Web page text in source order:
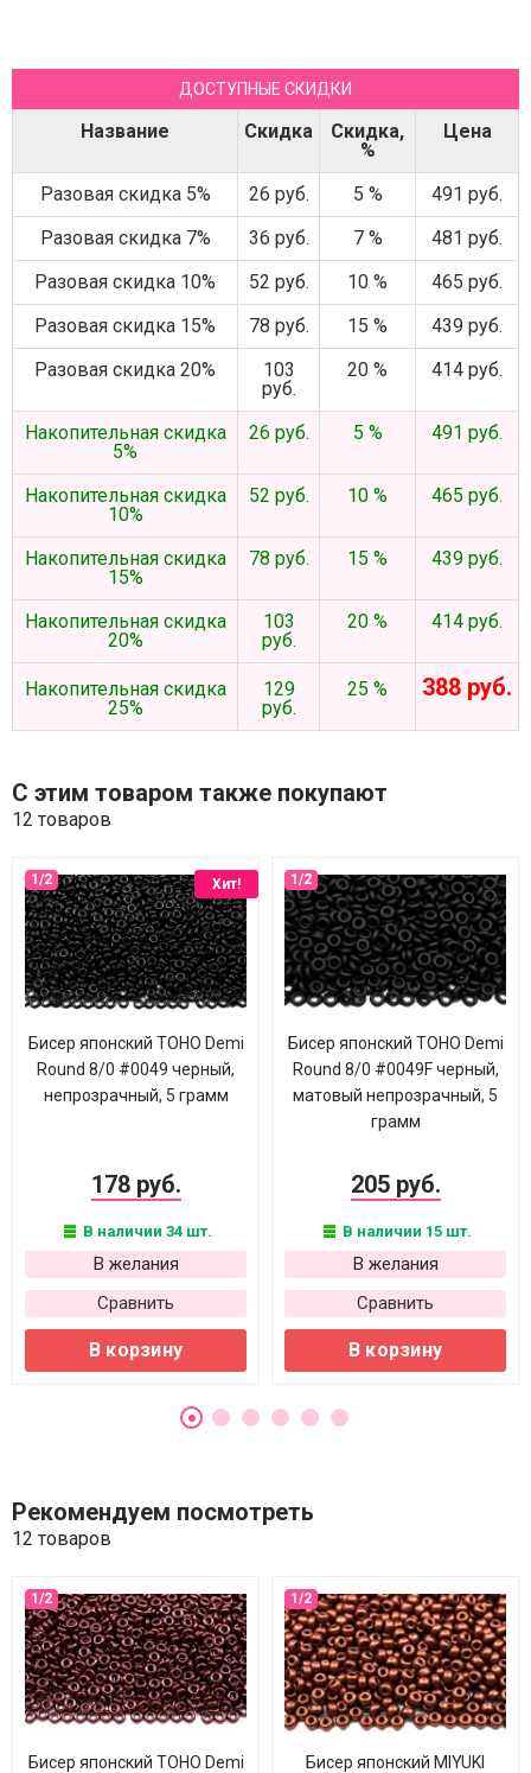
ДОСТУПНЫЕ СКИДКИ
Название Скидка
Скидка,
%
Цена
Разовая скидка 5% 26 руб. 5 %
491 руб.
Разовая скидка 7%
36 руб. 7 %
481 руб.
Разовая скидка 10%
52 руб. 10 %
465 руб.
Разовая скидка 15%
78 руб. 15 %
439 руб.
Разовая скидка 20%
103
руб.
20 % 414 руб.
Накопительная скидка
5%
26 руб. 5 % 491 руб.
Накопительная скидка
10%
52 руб. 10 % 465 руб.
Накопительная скидка
15%
78 руб. 15 % 439 руб.
Накопительная скидка
20%
103
руб.
20 % 414 руб.
Накопительная скидка
25%
129
руб.
25 % 388 руб.
С этим товаром также покупают
12 товаров
Хит!
Бисер японский TOHO Demi
Round 8/0 #0049 черный,
непрозрачный, 5 грамм
178 руб.
В наличии 34 шт.
В желания
Сравнить
В корзину
Бисер японский TOHO Demi
Round 8/0 #0049F черный,
матовый непрозрачный, 5
грамм
205 руб.
В наличии 15 шт.
В желания
Сравнить
В корзину
Рекомендуем посмотреть
12 товаров
Бисер японский TOHO Demi
Бисер японский MIYUKI